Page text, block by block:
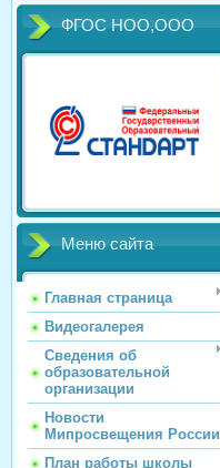
ФГОС НОО,ООО
Меню сайта
Главная страница
Видеогалерея
Сведения об
образовательной
организации
Новости
Мипросвещения России
План работы школы